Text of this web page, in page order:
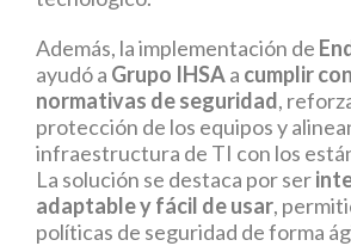
Además, la implementación de
ayudó a Grupo IHSAa cumplir
normativas de seguridad,
protección de los equipos y
infraestructura de TI con los
La solución se destaca por ser
adaptable y fácil de usar,
políticas de seguridad de forma